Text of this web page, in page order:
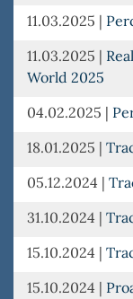
11.03.2025 |
11.03.2025 |
World 2025
04.02.2025 |
18.01.2025 |
05.12.2024 |
31.10.2024 |
15.10.2024 |
15.10.2024 |